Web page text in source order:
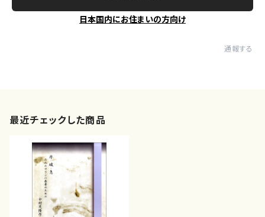
日本国内にお住まいの方向け
通報する
最近チェックした商品